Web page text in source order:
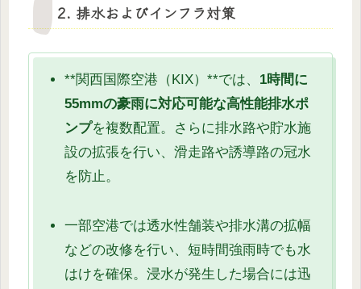
2. 排水およびインフラ対策
**関西国際空港（KIX）**では、 1時間に
55mmの豪雨に対応可能な高性能排水ポ
ンプを複数配置。さらに排水路や貯水施
設の拡張を行い、滑走路や誘導路の冠水
を防止。
一部空港では透水性舗装や排水溝の拡幅
などの改修を行い、短時間強雨時でも水
はけを確保。浸水が発生した場合には迅